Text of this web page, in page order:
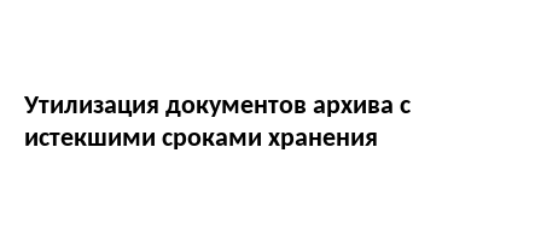
Утилизация документов архива с
истекшими сроками хранения